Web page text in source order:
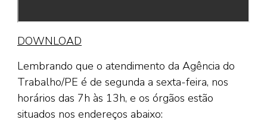
DOWNLOAD
Lembrando que o atendimento da Agência do
Trabalho/PE é de segunda a sexta-feira, nos
horários das 7h às 13h, e os órgãos estão
situados nos endereços abaixo: